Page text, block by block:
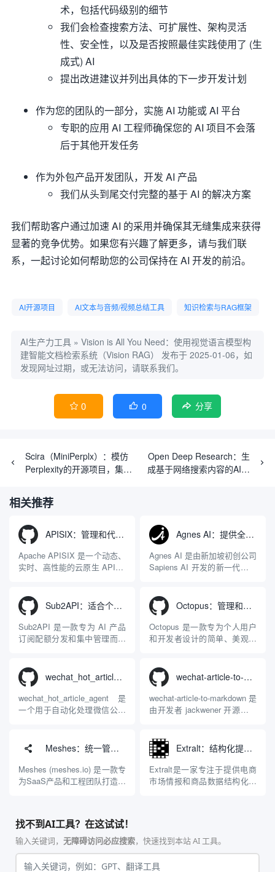
术，包括代码级别的细节
我们会检查搜索方法、可扩展性、架构灵活
性、安全性，以及是否按照最佳实践使用了 (生
成式) AI
提出改进建议并列出具体的下一步开发计划
作为您的团队的一部分，实施 AI 功能或 AI 平台
专职的应用 AI 工程师确保您的 AI 项目不会落
后于其他开发任务
作为外包产品开发团队，开发 AI 产品
我们从头到尾交付完整的基于 AI 的解决方案
我们帮助客户通过加速 AI 的采用并确保其无缝集成来获得
显著的竞争优势。如果您有兴趣了解更多，请与我们联
系，一起讨论如何帮助您的公司保持在 AI 开发的前沿。
AI开源项目 AI文本与音频/视频总结工具 知识检索与RAG框架
AI生产力工具 » Vision is All You Need：使用视觉语言模型构
建智能文档检索系统（Vision RAG）
发布于 2025-01-06，如
发现网址过期，或无法访问，请联系我们。
 0  0 分享
Scira（MiniPerplx）：模仿
Perplexity的开源项目，集成
询等功能
Open Deep Research：生
成基于网络搜索内容的AI研
相关推荐
APISIX：管理和代理API及大模型流量的高性能网关
Apache APISIX 是一个动态、
实时、高性能的云原生 API 网
LuaJIT 构建，并在 2019 年作
为顶级开源项目捐赠给
Apache 软件基金会。APISIX
彻底摒...
Agnes AI：提供全模态模型免费API、支持图文视频生成与复杂工程执行的智能体平台
Agnes AI 是由新加坡初创公司
Sapiens AI 开发的新一代多模
限制，提供集文本、图像、视
频生成于一体的“全模态”大模
型能力。平台的核心产品矩阵
包括主打自动化工作流的
Sub2API：适合个人接入和管理多个大模型API中转服务
Sub2API 是一款专为 AI 产品
订阅配额分发和集中管理而设
Claude、OpenAI、Gemini
等）的广泛普及，企业团队或
个人开发者在面对多种大模型
订阅时，往往面临账号管理
Octopus：管理和分发多渠道大语言模型API的个人代理工具
Octopus 是一款专为个人用户
和开发者设计的简单、美观且
工具。随着市面上大模型数量
激增，如何高效管理各个厂商
的API与多张密钥成为了难
题。Octopus 提供了一站式解
wechat_hot_article_agent：自动采集热点并生成微信文章的智能体
wechat_hot_article_agent 是
一个用于自动化处理微信公众
语言模型（LLM）API的结
合，实现了从话题发现到文章
发布的流程自动化。其核心工
作机制包含三个阶段：首先，
wechat-article-to-markdown：自动抓取微信公众号文章并转换为Markdown格式的工具
wechat-article-to-markdown 是
由开发者 jackwener 开源的一
于解决在处理微信公众号文
章、进行知识库归档或二次排
版时的痛点，用户仅需通过一
行简单的命令行指令...
Meshes：统一管理SaaS集成和事件路由的交付层工具
Meshes (meshes.io) 是一款专
为SaaS产品和工程团队打造的
统（如HubSpot、
Salesforce、Mailchimp等）往
往需要编写大量且重...
Extralt：结构化提取全网电商商品数据与市场情报的AI分析平台
Extralt是一家专注于提供电商
市场情报和商品数据结构化提
本高的问题，Extralt提供了一
种创新的解决方案。平台利用
AI在构建阶段...
找不到AI工具？在这试试！
输入关键词， 无障碍访问必应搜索，快速找到本站 AI 工具。